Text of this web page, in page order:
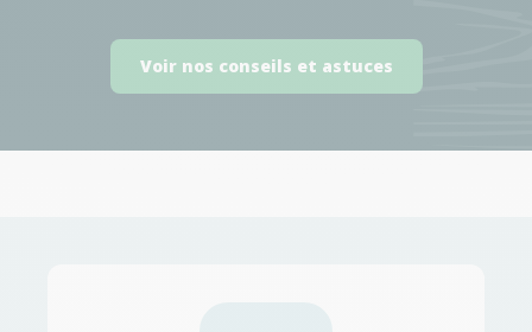
Voir nos conseils et astuces